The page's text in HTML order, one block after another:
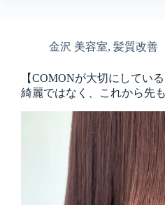
金沢 美容室, 髪質改善
【COMONが大切にしてい
綺麗ではなく、これから先